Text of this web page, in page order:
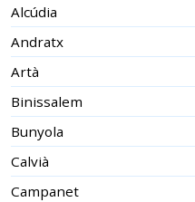
Alcúdia
Andratx
Artà
Binissalem
Bunyola
Calvià
Campanet